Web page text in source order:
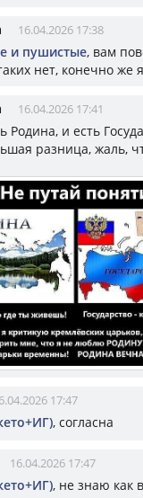
16.04.2026 17:38
и пушистые, вам
нет, конечно же
16.04.2026 17:41
Родина, и есть
разница, жаль,
17:47
, согласна
16.04.2026 17:47
, не знаю как